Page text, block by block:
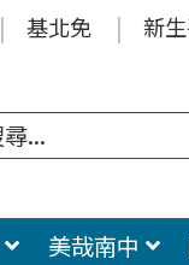
基北免 新
美哉南中